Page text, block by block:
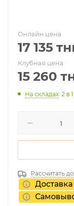
Онлайн цена
17 135
Клубная цена
15 260
На складах: 2 в
Рассчитать
Доставка